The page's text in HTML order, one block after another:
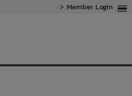
> Member Login